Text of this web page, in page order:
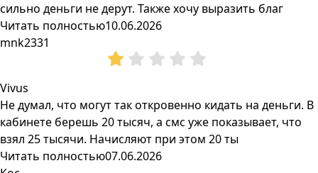
сильно деньги не дерут. Также хочу выразить благ
Читать полностью10.06.2026
mnk2331
Vivus
Не думал, что могут так откровенно кидать на деньги. В
кабинете берешь 20 тысяч, а смс уже показывает, что
взял 25 тысячи. Начисляют при этом 20 ты
Читать полностью07.06.2026